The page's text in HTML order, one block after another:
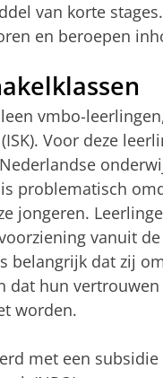
van korte
en beroepen
vmbo-
Voor deze
problematisch
jongeren.
vanuit
belangrijk dat zij
dat hun
worden.
met een